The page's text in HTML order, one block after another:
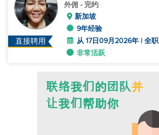
直接聘用
外佣 - 完约
新加坡
9年经验
从 17日09月2026年 | 全职
非常活跃